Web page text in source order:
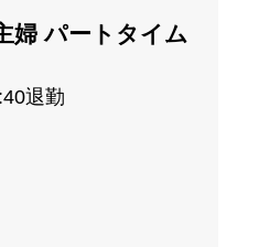
婦 パートタイム
退勤